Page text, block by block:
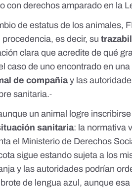
con derechos amparado en la
de estatus de los animales,
procedencia, es decir, su
clara que acredite de qué
caso de uno encontrado en
de compañíay las
sanitaria.
un animal logre
sanitaria: la normativa
el Ministerio de Derechos
sigue estando sujeta a los
y las autoridades podrían
de lengua azul , aunque